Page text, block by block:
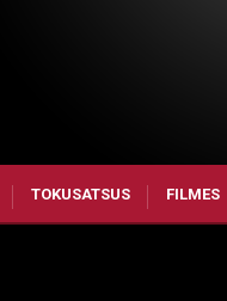
TOKUSATSUS FILMES